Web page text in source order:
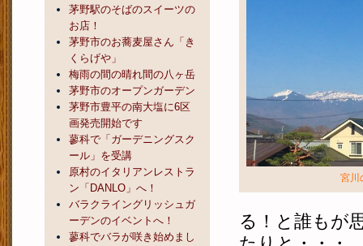
宮川
る！と誰もが
茅野駅のそばのスイーツの
お店！
茅野市のお蕎麦屋さん「き
くらげや」
梅雨の間の晴れ間の八ヶ岳
茅野市のオープンガーデン
茅野市豊平の南大塩に6区
画発売開始です
蓼科で「ガーデニングスク
ール」を受講
原村のイタリアンレストラ
ン「DANLO」へ！
バラクライングリッシュガ
ーデンのイベントへ！
蓼科でバラが咲き始めまし